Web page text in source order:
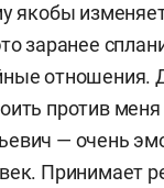
якобы
заранее
отношения.
против меня
— очень
Принимает